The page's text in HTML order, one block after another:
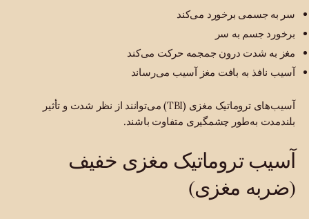
سر به جسمی برخورد می‌کند
برخورد جسم به سر
مغز به شدت درون جمجمه حرکت می‌کند
آسیب نافذ به بافت مغز آسیب می‌رساند
آسیب‌های تروماتیک مغزی (TBI) می‌توانند از نظر شدت و تأثیر
بلندمدت به‌طور چشمگیری متفاوت باشند.
آسیب تروماتیک مغزی خفیف
(ضربه مغزی)